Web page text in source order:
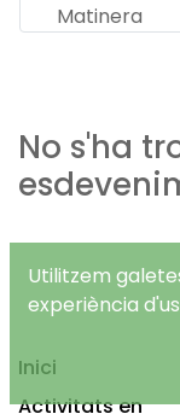
Matinera
No s'ha
Inici
Activitats en
Utilitzem
experiència